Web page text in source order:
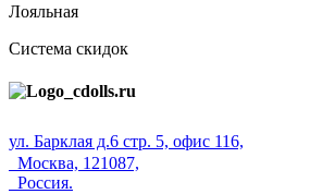
Лояльная
Система скидок
ул. Барклая д.6 стр. 5, офис 116,
Москва, 121087,
Россия.